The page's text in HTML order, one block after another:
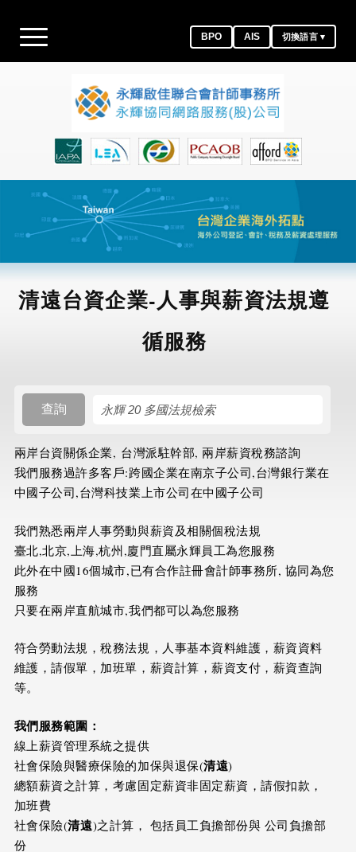
BPO AIS 切換語言 ▾
清遠台資企業-人事與薪資法規遵
循服務
查詢
兩岸台資關係企業, 台灣派駐幹部, 兩岸薪資稅務諮詢
我們服務過許多客戶:跨國企業在南京子公司,台灣銀行業在
中國子公司,台灣科技業上市公司在中國子公司
我們熟悉兩岸人事勞動與薪資及相關個稅法規
臺北,北京,上海,杭州,廈門直屬永輝員工為您服務
此外在中國16個城市,已有合作註冊會計師事務所, 協同為您
服務
只要在兩岸直航城市,我們都可以為您服務
符合勞動法規，稅務法規，人事基本資料維護，薪資資料
維護，請假單，加班單，薪資計算，薪資支付，薪資查詢
等。
我們服務範圍：
線上薪資管理系統之提供
社會保險與醫療保險的加保與退保(清遠)
總額薪資之計算，考慮固定薪資非固定薪資，請假扣款，
加班費
社會保險(清遠)之計算， 包括員工負擔部份與 公司負擔部
份